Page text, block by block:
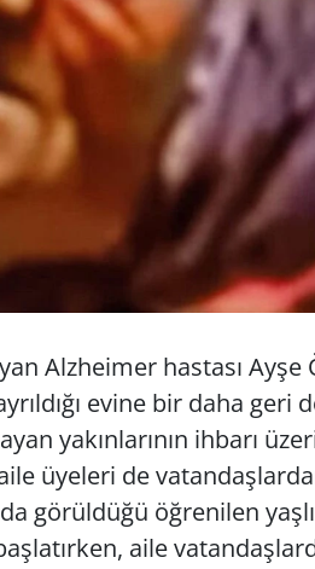
Alzheimer hastası Ayşe
evine bir daha geri
yakınlarının ihbarı
üyeleri de
görüldüğü öğrenilen
aile